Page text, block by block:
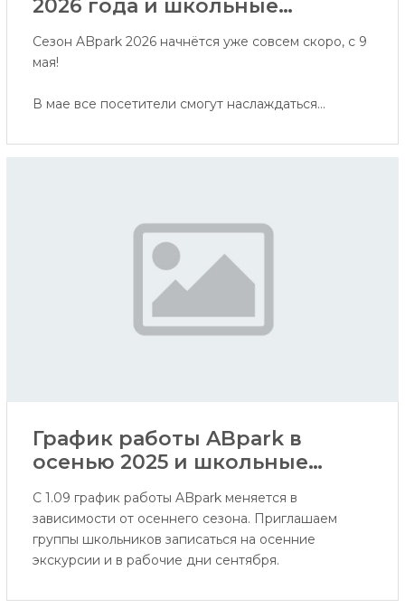
2026 года и школьные
Сезон ABpark 2026 начнётся уже совсем скоро, с 9
мая!
В мае все посетители смогут наслаждаться
школьные группы приглашаем записываться на
График работы ABpark в
осенью 2025 и школьные
экскурсии
С 1.09 график работы ABpark меняется в
зависимости от осеннего сезона. Приглашаем
группы школьников записаться на осенние
экскурсии и в рабочие дни сентября.